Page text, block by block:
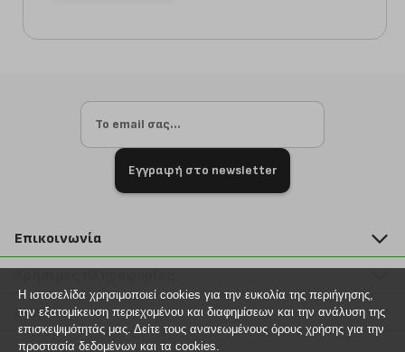
Εγγραφή στο newsletter
Επικοινωνία
211 2000 700
info@plus4u.gr
Η εταιρία
Σημεία παραλαβής
Βοήθεια
Εξέλιξη παραγγελίας
Η ιστοσελίδα χρησιμοποιεί cookies για την ευκολία της περιήγησης,
την εξατομίκευση περιεχομένου και διαφημίσεων και την ανάλυση της
επισκεψιμότητάς μας. Δείτε τους ανανεωμένους όρους χρήσης για την
προστασία δεδομένων και τα cookies.